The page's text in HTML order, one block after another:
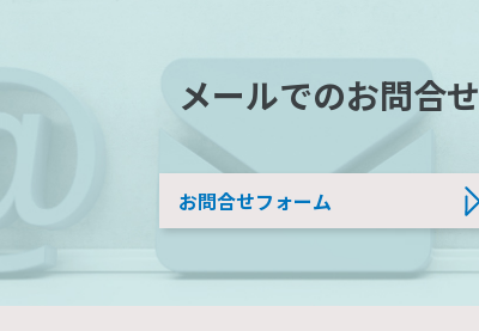
メールでのお問合せ
お問合せフォーム